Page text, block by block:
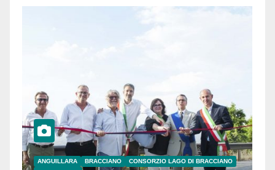
ANGUILLARA BRACCIANO
CONSORZIO LAGO DI BRACCIANO